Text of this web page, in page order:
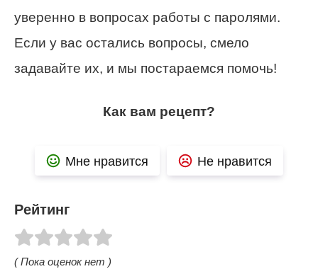
уверенно в вопросах работы с паролями.
Если у вас остались вопросы, смело
задавайте их, и мы постараемся помочь!
Как вам рецепт?
Мне нравится Не нравится
Рейтинг
( Пока оценок нет )